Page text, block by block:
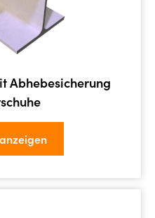
Abhebesicherung